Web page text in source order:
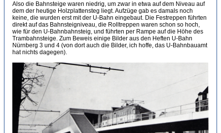
Also die Bahnsteige waren niedrig, um zwar in etwa auf dem Niveau auf
dem der heutige Holzplattensteg liegt. Aufzüge gab es damals noch
keine, die wurden erst mit der U-Bahn eingebaut. Die Festreppen führten
direkt auf das Bahnsteigniveau, die Rolltreppen waren schon so hoch,
wie für den U-Bahnbahnsteig, und führten per Rampe auf die Höhe des
Trambahnsteige. Zum Beweis einige Bilder aus den Heften U-Bahn
Nürnberg 3 und 4 (von dort auch die Bilder, ich hoffe, das U-Bahnbauamt
hat nichts dagegen).